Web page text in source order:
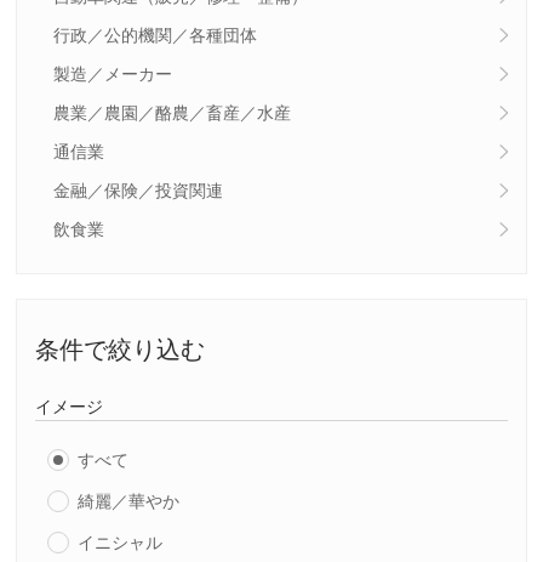
行政／公的機関／各種団体
製造／メーカー
農業／農園／酪農／畜産／水産
通信業
金融／保険／投資関連
飲食業
条件で絞り込む
イメージ
すべて
綺麗／華やか
イニシャル